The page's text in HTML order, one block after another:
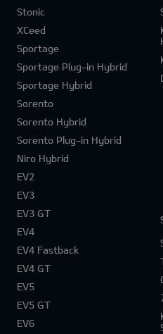
Stonic
XCeed
Sportage
Sportage Plug-in Hybrid
Sportage Hybrid
Sorento
Sorento Hybrid
Sorento Plug-in Hybrid
Niro Hybrid
EV2
EV3
EV3 GT
EV4
EV4 Fastback
EV4 GT
EV5
EV5 GT
EV6